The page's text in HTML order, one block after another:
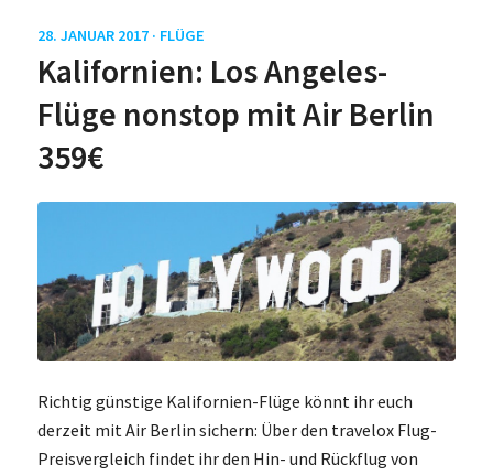
28. JANUAR 2017 · FLÜGE
Kalifornien: Los Angeles-
Flüge nonstop mit Air Berlin
359€
Richtig günstige Kalifornien-Flüge könnt ihr euch
derzeit mit Air Berlin sichern: Über den travelox Flug-
Preisvergleich findet ihr den Hin- und Rückflug von